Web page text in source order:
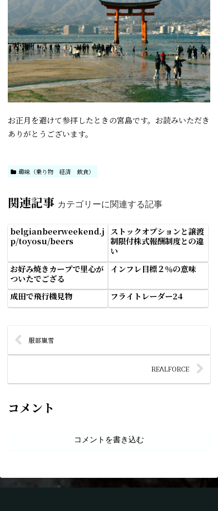
お正月を避けて参拝したときの宮島です。お読みいただき
ありがとうございます。
趣味（乗り物 経済 飲食）
関連記事 カテゴリーに関連する記事
belgianbeerweekend.j
p/toyosu/beers
ストックオプションと譲渡
制限付株式報酬制度との違
い
お好み焼きカープで里心が
ついたでござる
インフレ目標２％の意味
成田で飛行機見物 フライトレーダー24
服部嵐雪
REΛLFORCE
コメント
コメントを書き込む